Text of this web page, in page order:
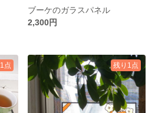
ブーケのガラスパネル
2,300円
点 残り1点